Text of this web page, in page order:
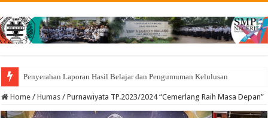
Penyerahan Laporan Hasil Belajar dan Pengumuman Kelulusan
Home / Humas / Purnawiyata TP.2023/2024 “Cemerlang Raih Masa Depan”